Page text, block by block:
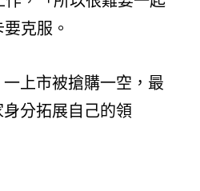
克服。
上市被搶購一空，最
分拓展自己的領